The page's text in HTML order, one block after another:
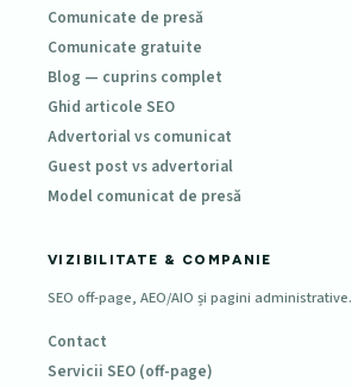
Comunicate de presă
Comunicate gratuite
Blog — cuprins complet
Ghid articole SEO
Advertorial vs comunicat
Guest post vs advertorial
Model comunicat de presă
VIZIBILITATE & COMPANIE
SEO off-page, AEO/AIO și pagini administrative.
Contact
Servicii SEO (off-page)